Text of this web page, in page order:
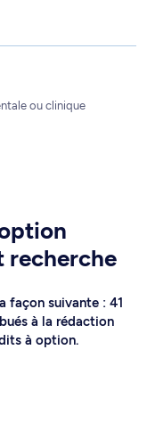
ou clinique
recherche
façon suivante : 41
à la rédaction
à option.